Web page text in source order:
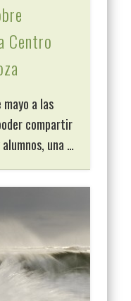
Centro
a las
compartir
una …